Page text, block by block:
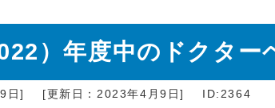
）年度中のドクター
日] [更新日：2023年4月9日] ID:2364